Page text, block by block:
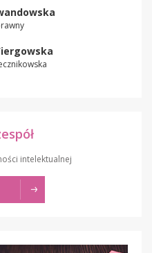
intelektualnej